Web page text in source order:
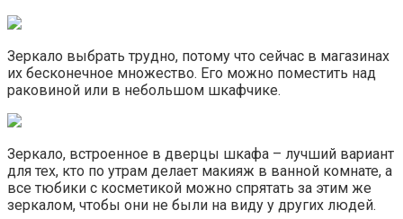
Зеркало выбрать трудно, потому что сейчас в магазинах
их бесконечное множество. Его можно поместить над
раковиной или в небольшом шкафчике.
Зеркало, встроенное в дверцы шкафа – лучший вариант
для тех, кто по утрам делает макияж в ванной комнате, а
все тюбики с косметикой можно спрятать за этим же
зеркалом, чтобы они не были на виду у других людей.